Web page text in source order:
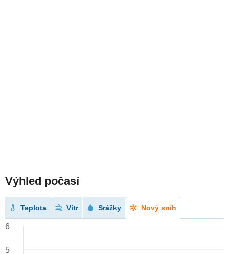
Výhled počasí
Teplota Vítr Srážky Nový sníh
6
5